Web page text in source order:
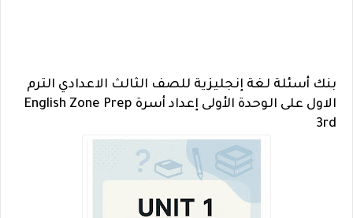
بنك أسئلة لغة إنجليزية للصف الثالث الاعدادي الترم
الاول على الوحدة الأولى إعداد أسرة English Zone Prep
3rd